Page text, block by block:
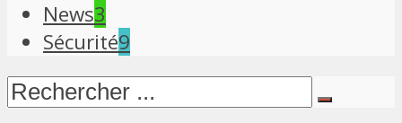
News3
Sécurité9